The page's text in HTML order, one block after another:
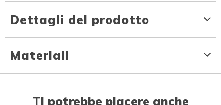
Dettagli del prodotto
Materiali
Ti potrebbe piacere anche